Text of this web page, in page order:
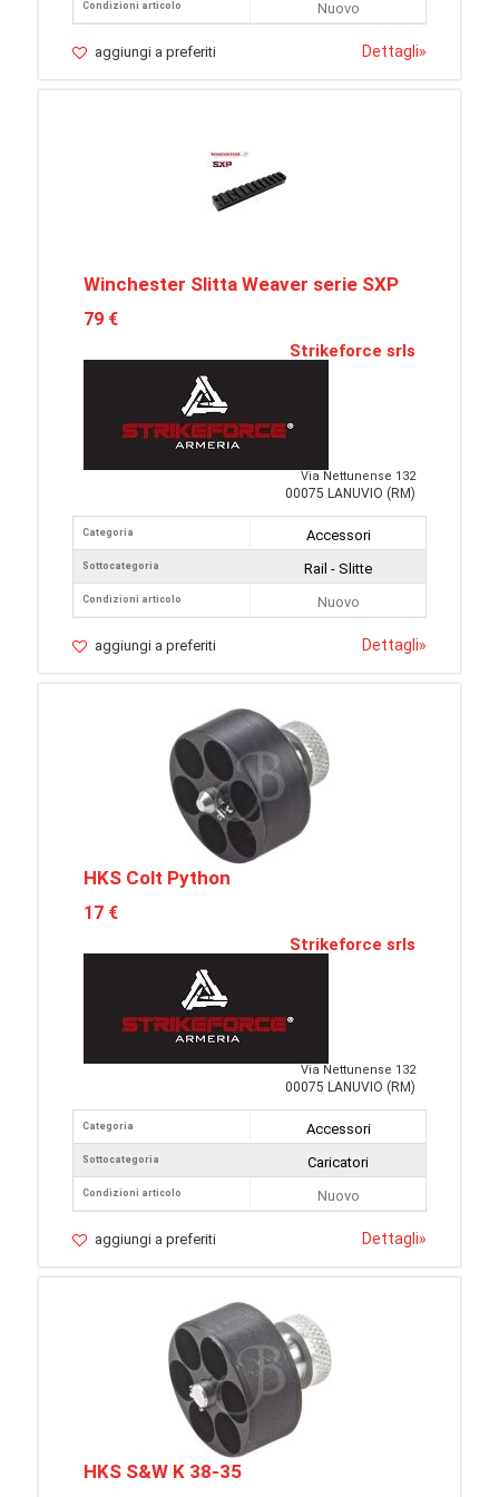
Condizioni articolo Nuovo
aggiungi a preferiti Dettagli»
Winchester Slitta Weaver serie SXP
79 €
Strikeforce srls
Via Nettunense 132
00075 LANUVIO (RM)
Categoria
Sottocategoria
Condizioni articolo
Accessori
Rail - Slitte
Nuovo
aggiungi a preferiti Dettagli»
HKS Colt Python
17 €
Strikeforce srls
Via Nettunense 132
00075 LANUVIO (RM)
Categoria
Sottocategoria
Condizioni articolo
Accessori
Caricatori
Nuovo
aggiungi a preferiti Dettagli»
HKS S&W K 38-35